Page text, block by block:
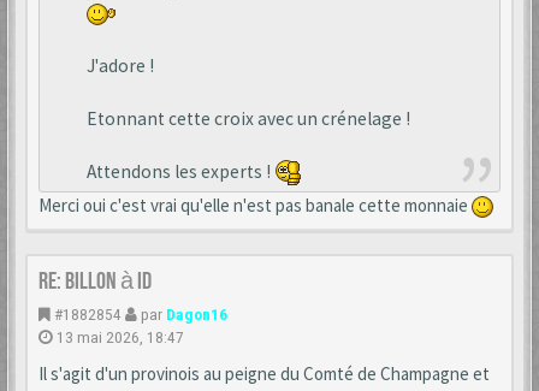
J'adore !
Etonnant cette croix avec un crénelage !
Attendons les experts !
Merci oui c'est vrai qu'elle n'est pas banale cette monnaie
Re: Billon à ID
#1882854 par Dagon16
13 mai 2026, 18:47
Il s'agit d'un provinois au peigne du Comté de Champagne et